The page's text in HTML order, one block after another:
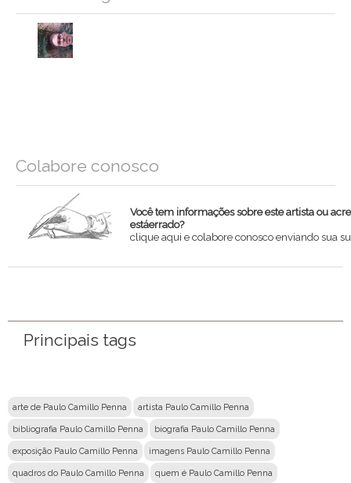
Colabore conosco
Você tem informações sobre este artista ou
estáerrado?
clique aqui e colabore conosco enviando sua
Principais tags
arte de Paulo Camillo Penna artista Paulo Camillo Penna
bibliografia Paulo Camillo Penna biografia Paulo Camillo Penna
exposição Paulo Camillo Penna imagens Paulo Camillo Penna
quadros do Paulo Camillo Penna quem é Paulo Camillo Penna